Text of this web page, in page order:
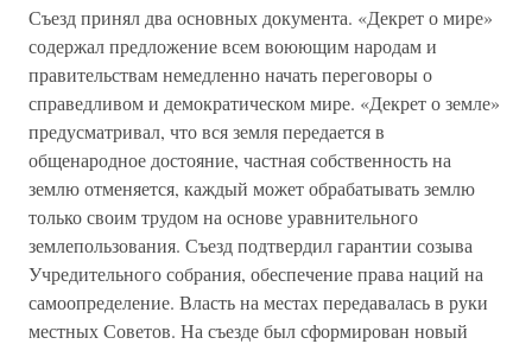
Съезд принял два основных документа. «Декрет о мире»
содержал предложение всем воюющим народам и
правительствам немедленно начать переговоры о
справедливом и демократическом мире. «Декрет о земле»
предусматривал, что вся земля передается в
общенародное достояние, частная собственность на
землю отменяется, каждый может обрабатывать землю
только своим трудом на основе уравнительного
землепользования. Съезд подтвердил гарантии созыва
Учредительного собрания, обеспечение права наций на
самоопределение. Власть на местах передавалась в руки
местных Советов. На съезде был сформирован новый